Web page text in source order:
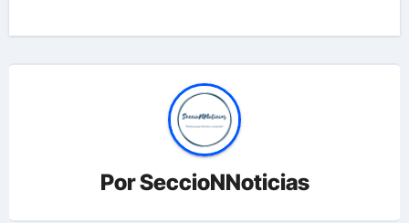
PorSeccioNNoticias